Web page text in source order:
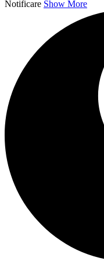
Notificare Show More